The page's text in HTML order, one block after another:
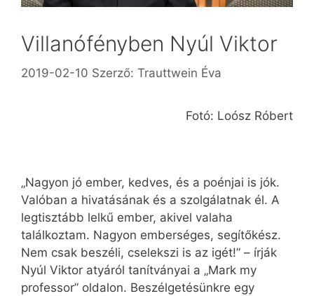
Villanófényben Nyúl Viktor
2019-02-10 Szerző: Trauttwein Éva
Fotó: Loósz Róbert
„Nagyon jó ember, kedves, és a poénjai is jók.
Valóban a hivatásának és a szolgálatnak él. A
legtisztább lelkű ember, akivel valaha
találkoztam. Nagyon emberséges, segítőkész.
Nem csak beszéli, cselekszi is az igét!” – írják
Nyúl Viktor atyáról tanítványai a „Mark my
professor” oldalon. Beszélgetésünkre egy